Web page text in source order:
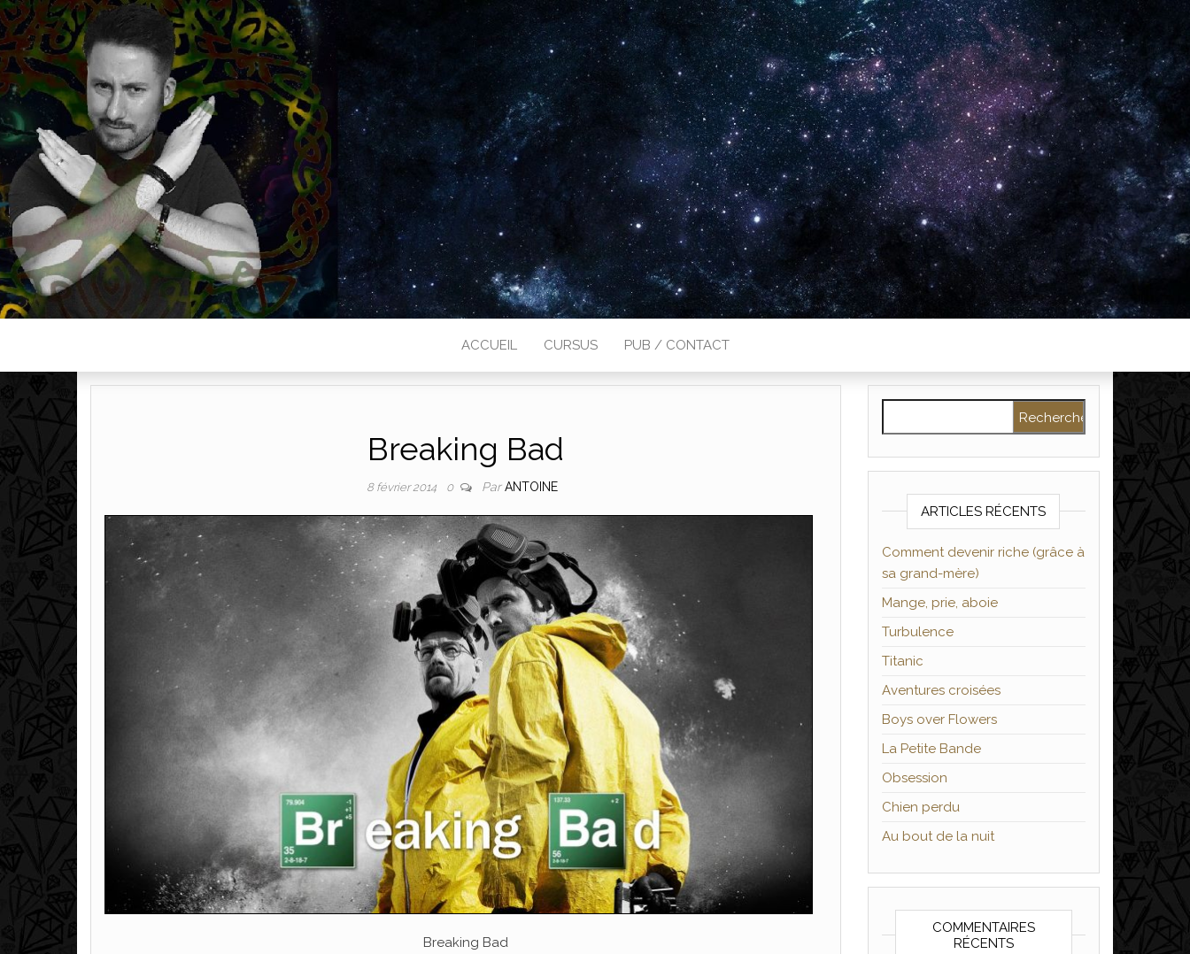
Plus de 2800 critiques de films
ACCUEIL CURSUS PUB / CONTACT
Breaking Bad
8 février 2014 0 ParANTOINE
Breaking Bad
ARTICLES RÉCENTS
Comment devenir riche (grâce à
sa grand-mère)
Mange, prie, aboie
Turbulence
Titanic
Aventures croisées
Boys over Flowers
La Petite Bande
Obsession
Chien perdu
Au bout de la nuit
COMMENTAIRES
RÉCENTS